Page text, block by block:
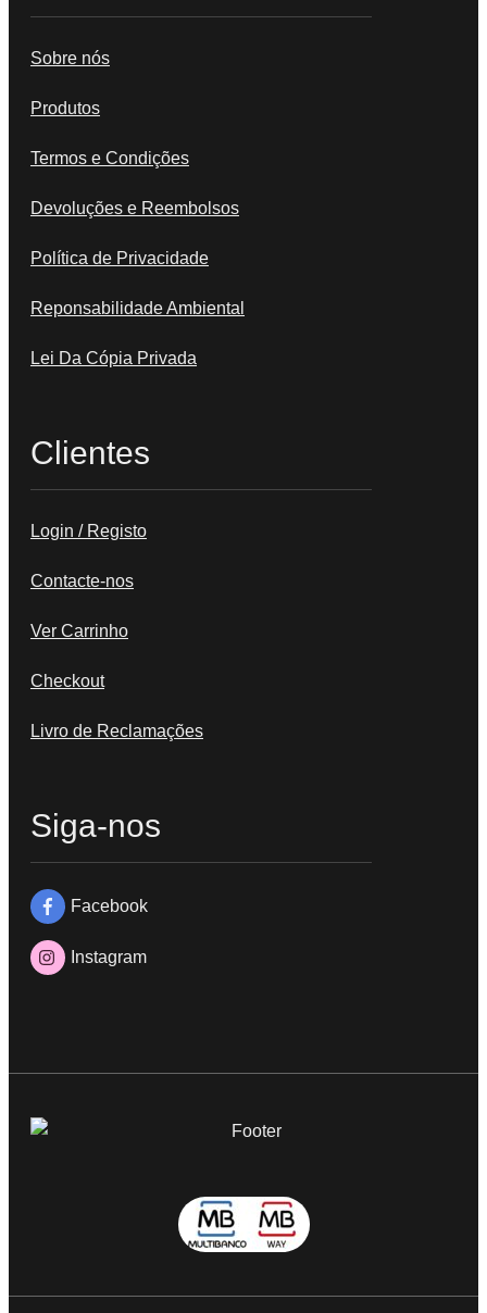
Sobre nós
Produtos
Termos e Condições
Devoluções e Reembolsos
Política de Privacidade
Reponsabilidade Ambiental
Lei Da Cópia Privada
Clientes
Login / Registo
Contacte-nos
Ver Carrinho
Checkout
Livro de Reclamações
Siga-nos
Facebook
Instagram